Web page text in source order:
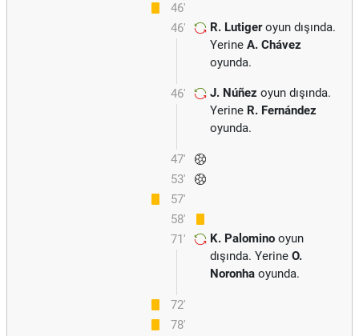
46'
46'
R. Lutigeroyun dışında.
Yerine A. Chávez
oyunda.
46' J. Núñez oyun dışında.
Yerine R. Fernández
oyunda.
47'
53'
57'
58'
71'
K. Palomino oyun
dışında. Yerine O.
Noronha oyunda.
72'
78'